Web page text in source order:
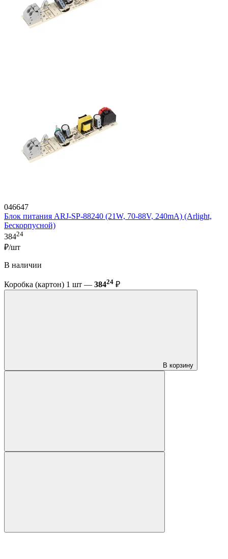
046647
Блок питания ARJ-SP-88240 (21W, 70-88V, 240mA) (Arlight,
Бескорпусной)
38424
₽/шт
В наличии
Коробка (картон) 1 шт — 38424 ₽
В корзину